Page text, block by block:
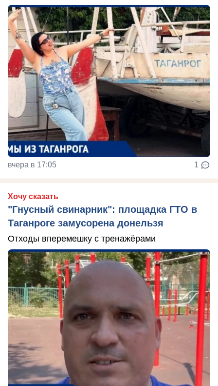
вчера в 17:05 1
Хочу сказать
"Гнусный свинарник": площадка ГТО в
Таганроге замусорена донельзя
Отходы вперемешку с тренажёрами